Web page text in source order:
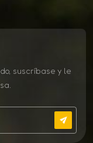
suscríbase y le